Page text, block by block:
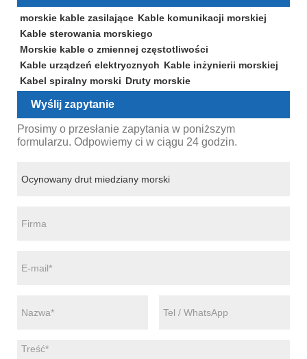
morskie kable zasilające Kable komunikacji morskiej
Kable sterowania morskiego
Morskie kable o zmiennej częstotliwości
Kable urządzeń elektrycznych Kable inżynierii morskiej
Kabel spiralny morski Druty morskie
Wyślij zapytanie
Prosimy o przesłanie zapytania w poniższym
formularzu. Odpowiemy ci w ciągu 24 godzin.